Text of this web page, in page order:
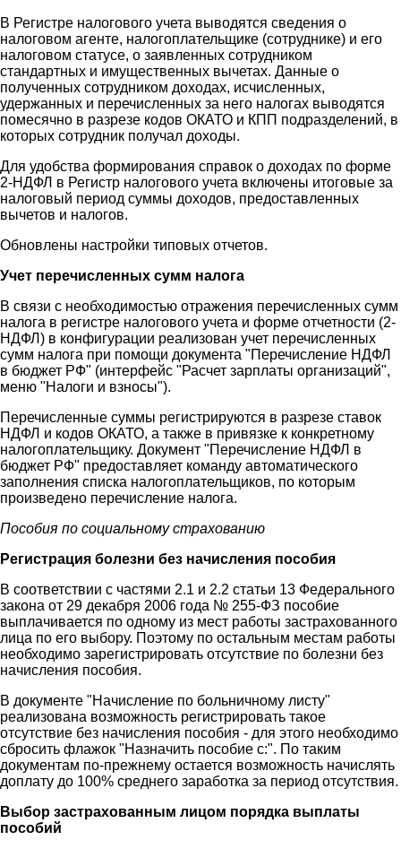
В Регистре налогового учета выводятся сведения о
налоговом агенте, налогоплательщике (сотруднике) и его
налоговом статусе, о заявленных сотрудником
стандартных и имущественных вычетах. Данные о
полученных сотрудником доходах, исчисленных,
удержанных и перечисленных за него налогах выводятся
помесячно в разрезе кодов ОКАТО и КПП подразделений, в
которых сотрудник получал доходы.
Для удобства формирования справок о доходах по форме
2-НДФЛ в Регистр налогового учета включены итоговые за
налоговый период суммы доходов, предоставленных
вычетов и налогов.
Обновлены настройки типовых отчетов.
Учет перечисленных сумм налога
В связи с необходимостью отражения перечисленных сумм
налога в регистре налогового учета и форме отчетности (2-
НДФЛ) в конфигурации реализован учет перечисленных
сумм налога при помощи документа "Перечисление НДФЛ
в бюджет РФ" (интерфейс "Расчет зарплаты организаций",
меню "Налоги и взносы").
Перечисленные суммы регистрируются в разрезе ставок
НДФЛ и кодов ОКАТО, а также в привязке к конкретному
налогоплательщику. Документ "Перечисление НДФЛ в
бюджет РФ" предоставляет команду автоматического
заполнения списка налогоплательщиков, по которым
произведено перечисление налога.
Пособия по социальному страхованию
Регистрация болезни без начисления пособия
В соответствии с частями 2.1 и 2.2 статьи 13 Федерального
закона от 29 декабря 2006 года № 255-ФЗ пособие
выплачивается по одному из мест работы застрахованного
лица по его выбору. Поэтому по остальным местам работы
необходимо зарегистрировать отсутствие по болезни без
начисления пособия.
В документе "Начисление по больничному листу"
реализована возможность регистрировать такое
отсутствие без начисления пособия - для этого необходимо
сбросить флажок "Назначить пособие с:". По таким
документам по-прежнему остается возможность начислять
доплату до 100% среднего заработка за период отсутствия.
Выбор застрахованным лицом порядка выплаты
пособий